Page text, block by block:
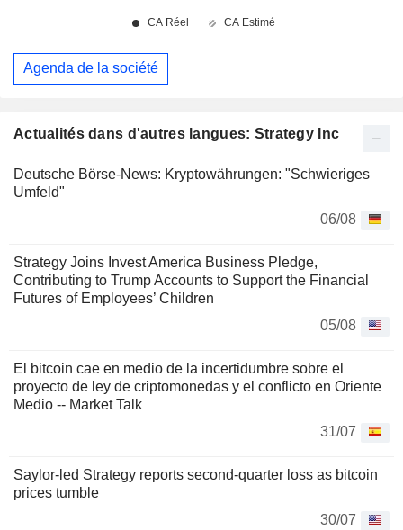
Actualités dans d'autres langues: Strategy Inc
Deutsche Börse-News: Kryptowährungen: "Schwieriges
Umfeld"
06/08
Strategy Joins Invest America Business Pledge,
Contributing to Trump Accounts to Support the Financial
Futures of Employees’ Children
05/08
El bitcoin cae en medio de la incertidumbre sobre el
proyecto de ley de criptomonedas y el conflicto en Oriente
Medio -- Market Talk
31/07
Saylor-led Strategy reports second-quarter loss as bitcoin
prices tumble
30/07
Agenda de la société